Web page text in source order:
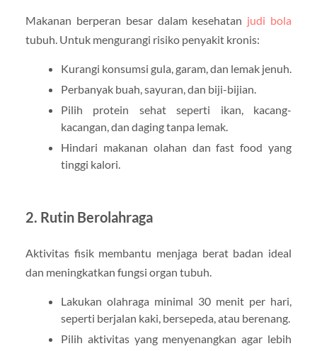
Makanan berperan besar dalam kesehatan judi bola
tubuh. Untuk mengurangi risiko penyakit kronis:
Kurangi konsumsi gula, garam, dan lemak jenuh.
Perbanyak buah, sayuran, dan biji-bijian.
Pilih protein sehat seperti ikan, kacang-
kacangan, dan daging tanpa lemak.
Hindari makanan olahan dan fast food yang
tinggi kalori.
2. Rutin Berolahraga
Aktivitas fisik membantu menjaga berat badan ideal
dan meningkatkan fungsi organ tubuh.
Lakukan olahraga minimal 30 menit per hari,
seperti berjalan kaki, bersepeda, atau berenang.
Pilih aktivitas yang menyenangkan agar lebih